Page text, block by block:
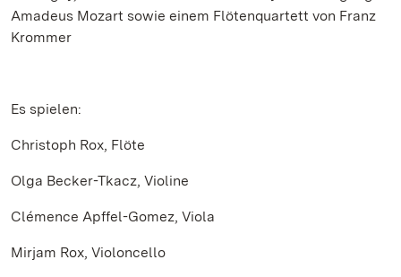
Amadeus Mozart sowie einem Flötenquartett von Franz
Krommer
Es spielen:
Christoph Rox, Flöte
Olga Becker-Tkacz, Violine
Clémence Apffel-Gomez, Viola
Mirjam Rox, Violoncello